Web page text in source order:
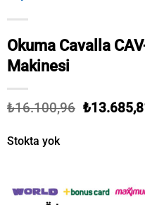
Okuma Cavalla
Makinesi
₺16.100,96 Orijinal
₺
Stokta yok